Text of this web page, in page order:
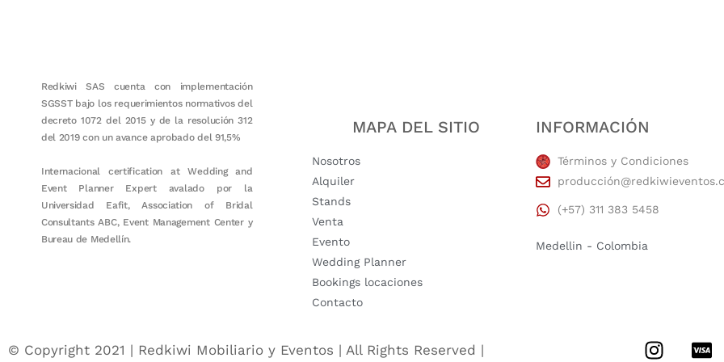
Redkiwi SAS cuenta con implementación
SGSST bajo los requerimientos normativos del
decreto 1072 del 2015 y de la resolución 312
del 2019 con un avance aprobado del 91,5%
Internacional certification at Wedding and
Event Planner Expert avalado por la
Universidad Eafit, Association of Bridal
Consultants ABC, Event Management Center y
Bureau de Medellín.
MAPA DEL SITIO
Nosotros
Alquiler
Stands
Venta
Evento
Wedding Planner
Bookings locaciones
Contacto
INFORMACIÓN
Términos y Condiciones
(+57) 311 383 5458
Medellin - Colombia
© Copyright 2021 | Redkiwi Mobiliario y Eventos | All Rights Reserved |